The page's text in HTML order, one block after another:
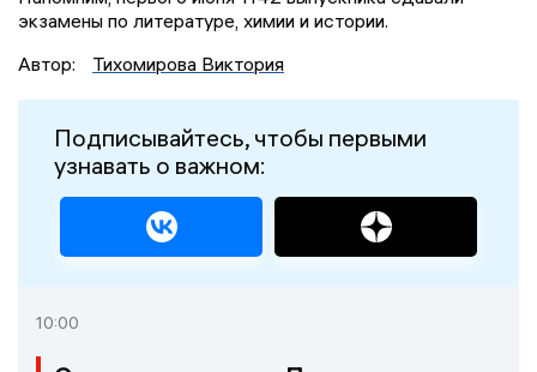
экзамены по литературе, химии и истории.
Автор:
Тихомирова Виктория
Подписывайтесь, чтобы первыми
узнавать о важном:
10:00